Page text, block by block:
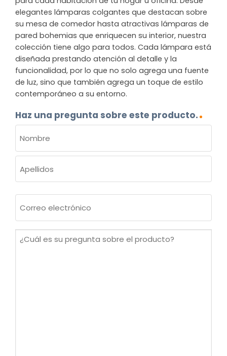
elegantes lámparas colgantes que destacan sobre
su mesa de comedor hasta atractivas lámparas de
pared bohemias que enriquecen su interior, nuestra
colección tiene algo para todos. Cada lámpara está
diseñada prestando atención al detalle y la
funcionalidad, por lo que no solo agrega una fuente
de luz, sino que también agrega un toque de estilo
contemporáneo a su entorno.
Haz una pregunta sobre este producto.
(OBLIGATORIO)
Nombre
electrónico
¿Cuál